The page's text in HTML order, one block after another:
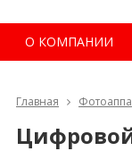
О КОМПАНИИ
Главная